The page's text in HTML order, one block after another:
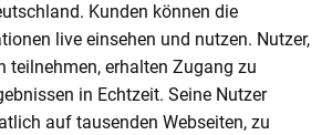
Kunden können die
live einsehen und nutzen. Nutzer,
teilnehmen, erhalten Zugang zu
in Echtzeit. Seine Nutzer
auf tausenden Webseiten, zu